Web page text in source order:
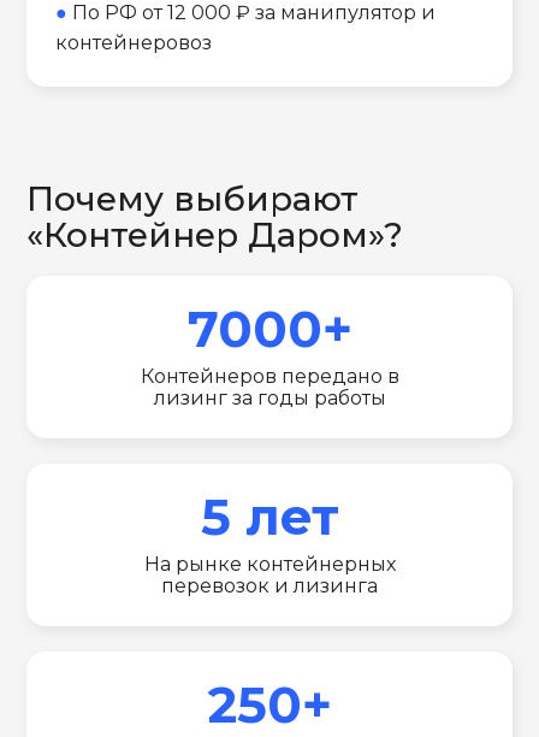
● По РФ от 12 000 ₽ за манипулятор и
контейнеровоз
Почему выбирают
«Контейнер Даром»?
7000+
Контейнеров передано в
лизинг за годы работы
5 лет
На рынке контейнерных
перевозок и лизинга
250+